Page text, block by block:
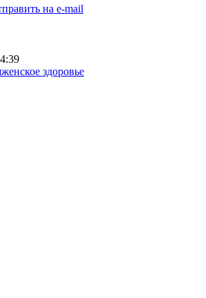
на e-mail
женское здоровье